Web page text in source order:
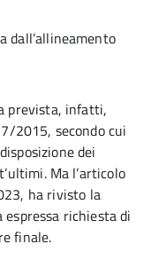
dall’allineamento
prevista, infatti,
2015, secondo cui
dei
Ma l’articolo
ha rivisto la
richiesta di
finale.